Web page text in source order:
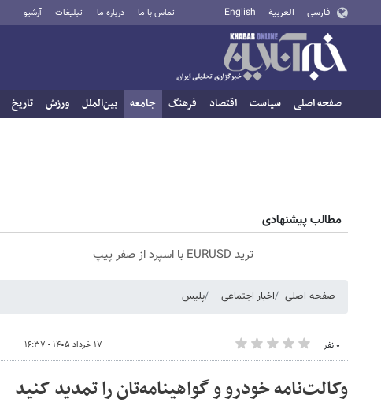
فارسی العربية English تماس با ما درباره ما تبلیغات آرشیو
صفحه اصلی سیاست اقتصاد فرهنگ جامعه بین‌الملل ورزش تاریخ
مطالب پیشنهادی
ترید EURUSD با اسپرد از صفر پیپ
صفحه اصلی اخبار اجتماعی پلیس
۰ نفر ۱۷ خرداد ۱۴۰۵ - ۱۶:۳۷
وکالت‌نامه خودرو و گواهینامه‌تان را تمدید کنید